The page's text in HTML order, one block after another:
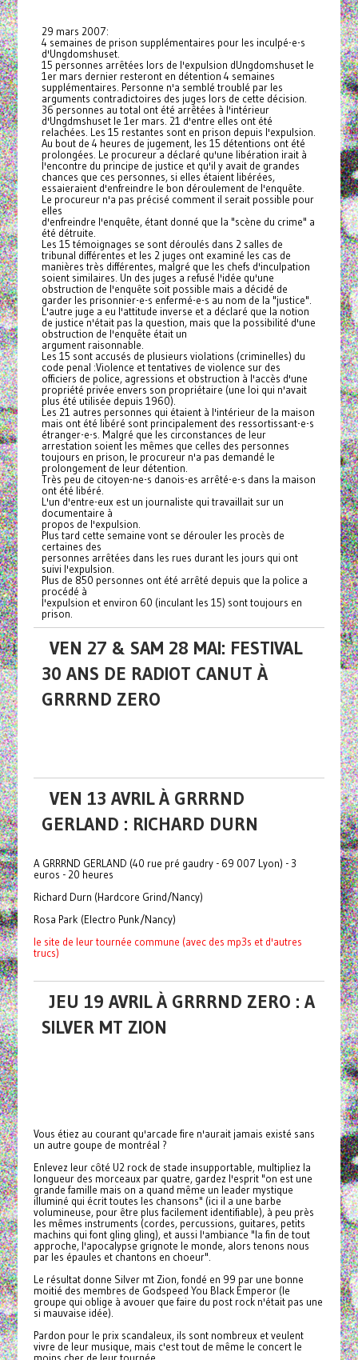
29 mars 2007:
4 semaines de prison supplémentaires pour les inculpé-e-s
d'Ungdomshuset.
15 personnes arrêtées lors de l'expulsion dUngdomshuset le
1er mars dernier resteront en détention 4 semaines
supplémentaires. Personne n'a semblé troublé par les
arguments contradictoires des juges lors de cette décision.
36 personnes au total ont été arrêtées à l'intérieur
d'Ungdmshuset le 1er mars. 21 d'entre elles ont été
relachées. Les 15 restantes sont en prison depuis l'expulsion.
Au bout de 4 heures de jugement, les 15 détentions ont été
prolongées. Le procureur a déclaré qu'une libération irait à
l'encontre du principe de justice et qu'il y avait de grandes
chances que ces personnes, si elles étaient libérées,
essaieraient d'enfreindre le bon déroulement de l'enquête.
Le procureur n'a pas précisé comment il serait possible pour
elles
d'enfreindre l'enquête, étant donné que la "scène du crime" a
été détruite.
Les 15 témoignages se sont déroulés dans 2 salles de
tribunal différentes et les 2 juges ont examiné les cas de
manières très différentes, malgré que les chefs d'inculpation
soient similaires. Un des juges a refusé l'idée qu'une
obstruction de l'enquête soit possible mais a décidé de
garder les prisonnier-e-s enfermé-e-s au nom de la "justice".
L'autre juge a eu l'attitude inverse et a déclaré que la notion
de justice n'était pas la question, mais que la possibilité d'une
obstruction de l'enquête était un
argument raisonnable.
Les 15 sont accusés de plusieurs violations (criminelles) du
code penal :Violence et tentatives de violence sur des
officiers de police, agressions et obstruction à l'accès d'une
propriété privée envers son propriétaire (une loi qui n'avait
plus été utilisée depuis 1960).
Les 21 autres personnes qui étaient à l'intérieur de la maison
mais ont été libéré sont principalement des ressortissant-e-s
étranger-e-s. Malgré que les circonstances de leur
arrestation soient les mêmes que celles des personnes
toujours en prison, le procureur n'a pas demandé le
prolongement de leur détention.
Très peu de citoyen-ne-s danois-es arrêté-e-s dans la maison
ont été libéré.
L'un d'entre-eux est un journaliste qui travaillait sur un
documentaire à
propos de l'expulsion.
Plus tard cette semaine vont se dérouler les procès de
certaines des
personnes arrêtées dans les rues durant les jours qui ont
suivi l'expulsion.
Plus de 850 personnes ont été arrêté depuis que la police a
procédé à
l'expulsion et environ 60 (inculant les 15) sont toujours en
prison.
VEN 27 & SAM 28 MAI: FESTIVAL
30 ANS DE RADIOT CANUT À
GRRRND ZERO
VEN 13 AVRIL À GRRRND
GERLAND : RICHARD DURN
A GRRRND GERLAND (40 rue pré gaudry - 69 007 Lyon) - 3
euros - 20 heures
Richard Durn (Hardcore Grind/Nancy)
Rosa Park (Electro Punk/Nancy)
le site de leur tournée commune (avec des mp3s et d'autres
trucs)
JEU 19 AVRIL À GRRRND ZERO : A
SILVER MT ZION
Vous étiez au courant qu'arcade fire n'aurait jamais existé sans
un autre goupe de montréal ?
Enlevez leur côté U2 rock de stade insupportable, multipliez la
longueur des morceaux par quatre, gardez l'esprit "on est une
grande famille mais on a quand même un leader mystique
illuminé qui écrit toutes les chansons" (ici il a une barbe
volumineuse, pour être plus facilement identifiable), à peu près
les mêmes instruments (cordes, percussions, guitares, petits
machins qui font gling gling), et aussi l'ambiance "la fin de tout
approche, l'apocalypse grignote le monde, alors tenons nous
par les épaules et chantons en choeur".
Le résultat donne Silver mt Zion, fondé en 99 par une bonne
moitié des membres de Godspeed You Black Emperor (le
groupe qui oblige à avouer que faire du post rock n'était pas une
si mauvaise idée).
Pardon pour le prix scandaleux, ils sont nombreux et veulent
vivre de leur musique, mais c'est tout de même le concert le